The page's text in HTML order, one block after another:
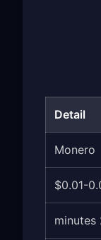
Detail
Monero
$0.01-